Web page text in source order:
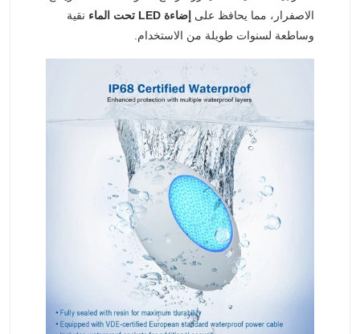
الاصفرار، مما يحافظ على إضاءة LED تحت الماء
نقية
وساطعة لسنوات طويلة من الاستخدام.